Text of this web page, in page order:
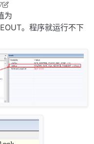
5月8日 下午2:53
为
。程序就运行不下